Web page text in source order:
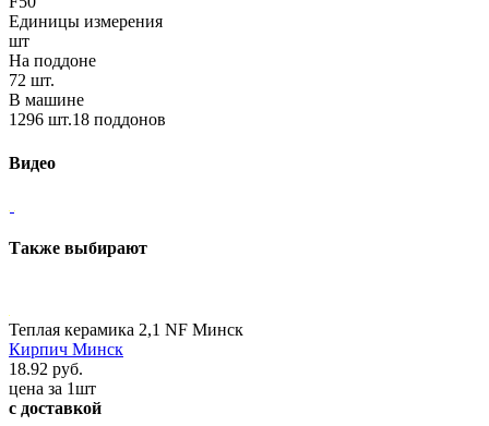
Единицы измерения
шт
На поддоне
72 шт.
В машине
1296 шт.18 поддонов
Видео
Также выбирают
Теплая керамика 2,1 NF Минск
Кирпич Минск
18.92 руб.
цена за 1шт
с доставкой